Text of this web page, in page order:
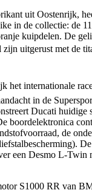
uit Oostenrijk,
in de collectie: de
kuipdelen. De
zijn uitgerust met de
het internationale
in de
Ducati huidige
boordelektronica
de
een Desmo L-Twin
S1000 RR van